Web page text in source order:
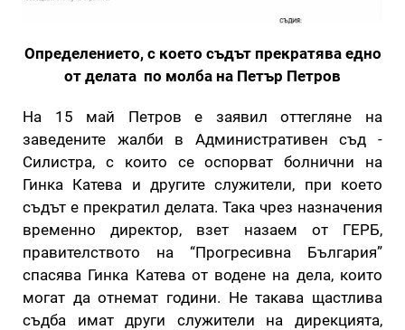
Определението, с което съдът прекратява едно
от делата по молба на Петър Петров
На 15 май Петров е заявил оттегляне на
заведените жалби в Административен съд -
Силистра, с които се оспорват болнични на
Гинка Катева и другите служители, при което
съдът е прекратил делата. Така чрез назначения
временно директор, взет назаем от ГЕРБ,
правителството на “Прогресивна България”
спасява Гинка Катева от водене на дела, които
могат да отнемат години. Не такава щастлива
съдба имат други служители на дирекцията,